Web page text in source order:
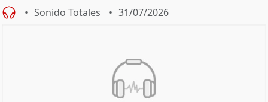
Sonido Totales 31/07/2026